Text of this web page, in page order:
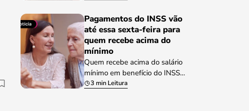
Pagamentos do INSS vão
até essa sexta-feira para
quem recebe acima do
mínimo
Quem recebe acima do salário
mínimo em benefício do INSS…
3 min Leitura